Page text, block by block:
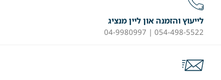
לייעוץ והזמנה און ליין מנציג
054-498-5522 | 04-9980997